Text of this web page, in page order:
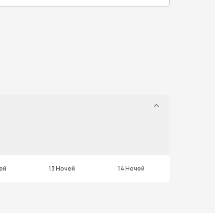
13 Ночей 14 Ночей